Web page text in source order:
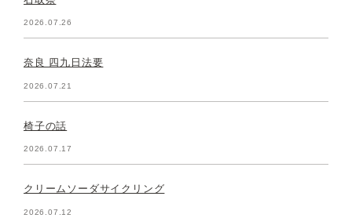
2026.07.26
奈良 四九日法要
2026.07.21
椅子の話
2026.07.17
クリームソーダサイクリング
2026.07.12